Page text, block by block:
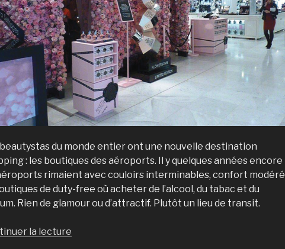
du monde entier ont une nouvelle destination
: les boutiques des aéroports. Il y quelques années encore
rimaient avec couloirs interminables, confort modéré
de duty-free où acheter de l’alcool, du tabac et du
Rien de glamour ou d’attractif. Plutôt un lieu de transit.
la lecture